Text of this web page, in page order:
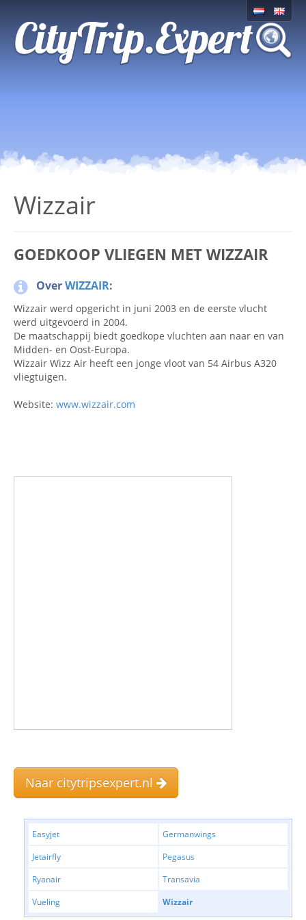
Wizzair
GOEDKOOP VLIEGEN MET WIZZAIR
OverWIZZAIR:
Wizzair werd opgericht in juni 2003 en de eerste vlucht
werd uitgevoerd in 2004.
De maatschappij biedt goedkope vluchten aan naar en van
Midden- en Oost-Europa.
Wizzair Wizz Air heeft een jonge vloot van 54 Airbus A320
vliegtuigen.
Website: www.wizzair.com
Naar citytripsexpert.nl
Easyjet
Germanwings
Jetairfly
Pegasus
Ryanair
Transavia
Vueling
Wizzair